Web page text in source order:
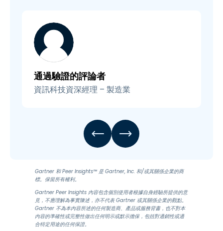
通過驗證的評論者
資訊科技資深經理 – 製造業
Gartner 和 Peer Insights™ 是 Gartner, Inc. 和/或其關係企業的商
標。保留所有權利。
Gartner Peer Insights 內容包含個別使用者根據自身經驗所提供的意
見，不應理解為事實陳述，亦不代表 Gartner 或其關係企業的觀點。
Gartner 不為本內容所述的任何製造商、產品或服務背書，也不對本
內容的準確性或完整性做出任何明示或默示擔保，包括對適銷性或適
合特定用途的任何保證。